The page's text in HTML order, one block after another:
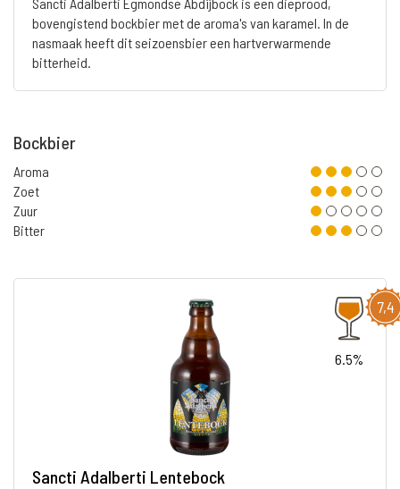
bovengistend bockbier met de aroma's van karamel. In de
nasmaak heeft dit seizoensbier een hartverwarmende
bitterheid.
Bockbier
Aroma
Zoet
Zuur
Bitter
7,4
6.5%
Sancti Adalberti Lentebock